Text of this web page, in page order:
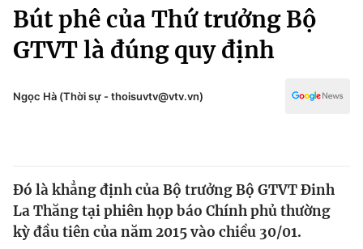
Chuyên mục
Chính trị
Xã hội
Y tế
Pháp luật
Kinh tế
Thể thao
Văn hóa - Giải trí
Giáo dục
Bút phê của Thứ trưởng Bộ
GTVT là đúng quy định
Ngọc Hà (Thời sự - thoisuvtv@vtv.vn)
Đó là khẳng định của Bộ trưởng Bộ GTVT Đinh
La Thăng tại phiên họp báo Chính phủ thường
kỳ đầu tiên của năm 2015 vào chiều 30/01.